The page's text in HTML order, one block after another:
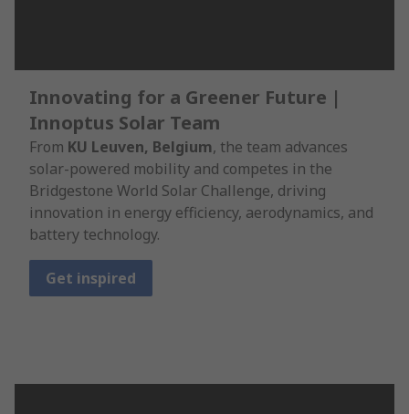
Innovating for a Greener Future |
Innoptus Solar Team
From KU Leuven, Belgium, the team advances
solar-powered mobility and competes in the
Bridgestone World Solar Challenge, driving
innovation in energy efficiency, aerodynamics, and
battery technology.
Get inspired